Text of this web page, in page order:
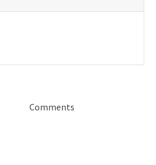
Comments